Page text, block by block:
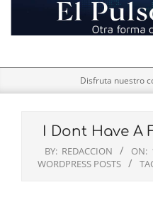
El
Pulso
Navigation
Disfruta nuestro
I Dont Have A
BY: REDACCION ON:
WORDPRESS POSTS